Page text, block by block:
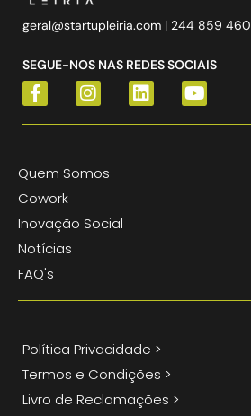
geral@startupleiria.com | 244 859 460
SEGUE-NOS NAS REDES SOCIAIS
Quem Somos
Cowork
Inovação Social
Notícias
FAQ's
Política Privacidade >
Termos e Condições >
Livro de Reclamações >